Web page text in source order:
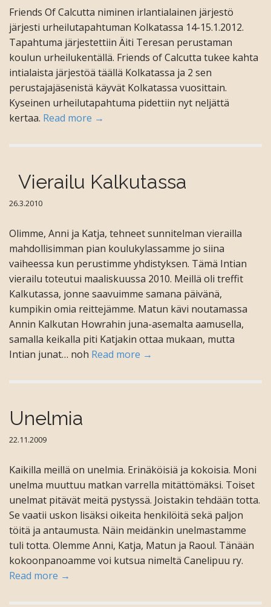
Friends Of Calcutta niminen irlantialainen järjestö
järjesti urheilutapahtuman Kolkatassa 14-15.1.2012.
Tapahtuma järjestettiin Äiti Teresan perustaman
koulun urheilukentällä. Friends of Calcutta tukee kahta
intialaista järjestöä täällä Kolkatassa ja 2 sen
perustajajäsenistä käyvät Kolkatassa vuosittain.
Kyseinen urheilutapahtuma pidettiin nyt neljättä
kertaa. Read more →
Vierailu Kalkutassa
26.3.2010
Olimme, Anni ja Katja, tehneet sunnitelman vierailla
mahdollisimman pian koulukylassamme jo siina
vaiheessa kun perustimme yhdistyksen. Tämä Intian
vierailu toteutui maaliskuussa 2010. Meillä oli treffit
Kalkutassa, jonne saavuimme samana päivänä,
kumpikin omia reittejämme. Matun kävi noutamassa
Annin Kalkutan Howrahin juna-asemalta aamusella,
samalla keikalla piti Katjakin ottaa mukaan, mutta
Intian junat… noh Read more →
Unelmia
22.11.2009
Kaikilla meillä on unelmia. Erinäköisiä ja kokoisia. Moni
unelma muuttuu matkan varrella mitättömäksi. Toiset
unelmat pitävät meitä pystyssä. Joistakin tehdään totta.
Se vaatii uskon lisäksi oikeita henkilöitä sekä paljon
töitä ja antaumusta. Näin meidänkin unelmastamme
tuli totta. Olemme Anni, Katja, Matun ja Raoul. Tänään
kokoonpanoamme voi kutsua nimeltä Canelipuu ry.
Read more →